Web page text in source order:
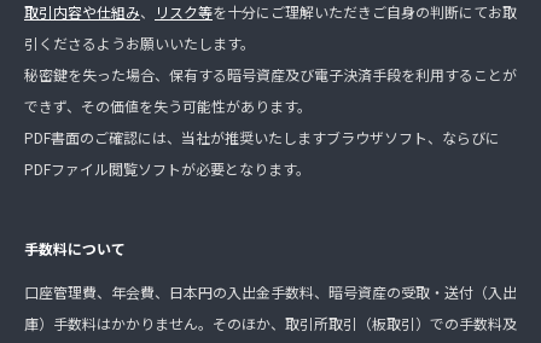
取引内容や仕組み、 リスク等を十分にご理解いただきご自身の判断にてお取
引くださるようお願いいたします。
秘密鍵を失った場合、保有する暗号資産及び電子決済手段を利用することが
できず、その価値を失う可能性があります。
PDF書面のご確認には、当社が推奨いたしますブラウザソフト、ならびに
PDFファイル閲覧ソフトが必要となります。
手数料について
口座管理費、年会費、日本円の入出金手数料、暗号資産の受取・送付（入出
庫）手数料はかかりません。そのほか、取引所取引（板取引）での手数料及